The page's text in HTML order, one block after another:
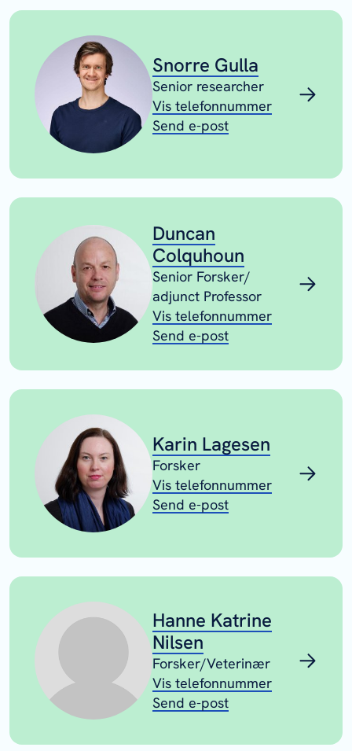
Snorre Gulla
Senior researcher
Vis telefonnummer
Send e-post
Duncan
Colquhoun
Senior Forsker/
adjunct Professor
Vis telefonnummer
Send e-post
Karin Lagesen
Forsker
Vis telefonnummer
Send e-post
Hanne Katrine
Nilsen
Forsker/Veterinær
Vis telefonnummer
Send e-post